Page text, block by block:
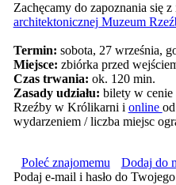
Zachęcamy do zapoznania się
architektonicznej Muzeum
Termin: sobota, 27 września,
Miejsce: zbiórka przed
Czas trwania: ok. 120 min.
Zasady udziału: bilety w cenie
Rzeźby w Królikarni i online
wydarzeniem / liczba miejsc
Poleć znajomemu
Dodaj do
Podaj e-mail i hasło do